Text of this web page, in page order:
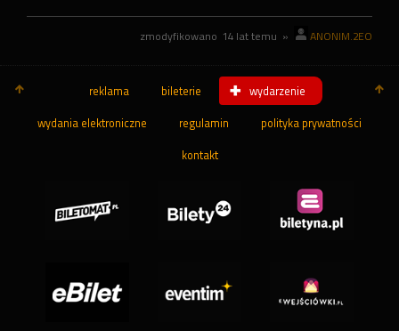
zmodyfikowano 14 lat temu » ANONIM.2EO
reklama bileterie wydarzenie
wydania elektroniczne regulamin polityka prywatności
kontakt